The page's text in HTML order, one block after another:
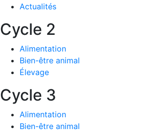
Actualités
Cycle 2
Alimentation
Bien-être animal
Élevage
Cycle 3
Alimentation
Bien-être animal